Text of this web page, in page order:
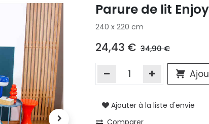
Parure de lit
240 x 220 cm
24,43 € 34,90€
Ajouter à la liste d'envie
Comparer
Infos sur le compte
Votre compte
Remboursements & échanges
Mes commandes
Cartes privilège
A propos